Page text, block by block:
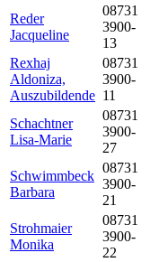
Reder
Jacqueline
08731
3900-
13
Rexhaj
Aldoniza,
Auszubildende
08731
3900-
11
Schachtner
Lisa-Marie
08731
3900-
27
Schwimmbeck
Barbara
08731
3900-
21
Strohmaier
Monika
08731
3900-
22